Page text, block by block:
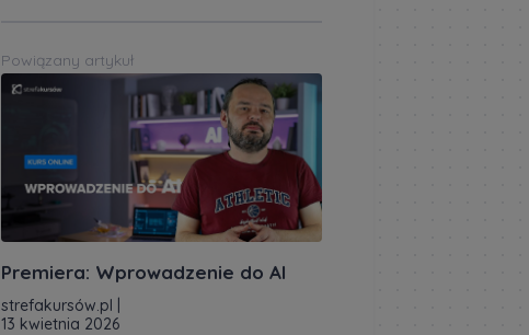
Powiązany artykuł
Premiera: Wprowadzenie do AI
strefakursów.pl
13 kwietnia 2026